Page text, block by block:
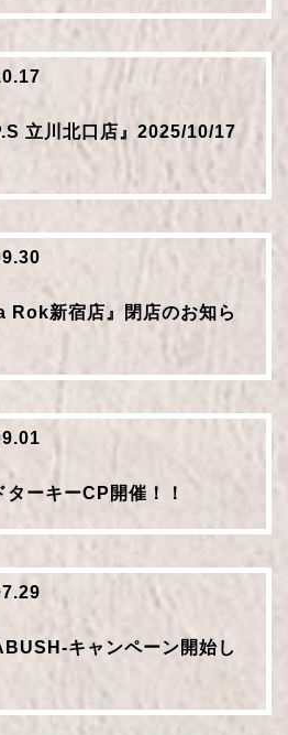
立川北口店』2025/10/17
新宿店』閉店のお知ら
ーキーCP開催！！
キャンペーン開始し